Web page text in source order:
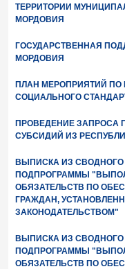
ТЕРРИТОРИИ
МОРДОВИЯ
ГОСУДАРСТВЕННАЯ
МОРДОВИЯ
ПЛАН МЕРОПРИЯТИЙ
СОЦИАЛЬНОГО
ПРОВЕДЕНИЕ ЗАПРОСА
СУБСИДИЙ ИЗ
ВЫПИСКА ИЗ СВОДНОГО
ПОДПРОГРАММЫ
ОБЯЗАТЕЛЬСТВ ПО
ГРАЖДАН,
ЗАКОНОДАТЕЛЬСТВОМ"
ВЫПИСКА ИЗ
ПОДПРОГРАММЫ
ОБЯЗАТЕЛЬСТВ ПО